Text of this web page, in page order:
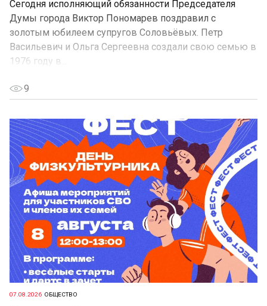
Сегодня исполняющий обязанности Председателя
Думы города Виктор Пономарев поздравил с
золотым юбилеем супругов Соловьёвых. Петр
Васильевич и Ольга Сергеевна создали свою семью в
1976 году в...
9
07.08.2026 ОБЩЕСТВО